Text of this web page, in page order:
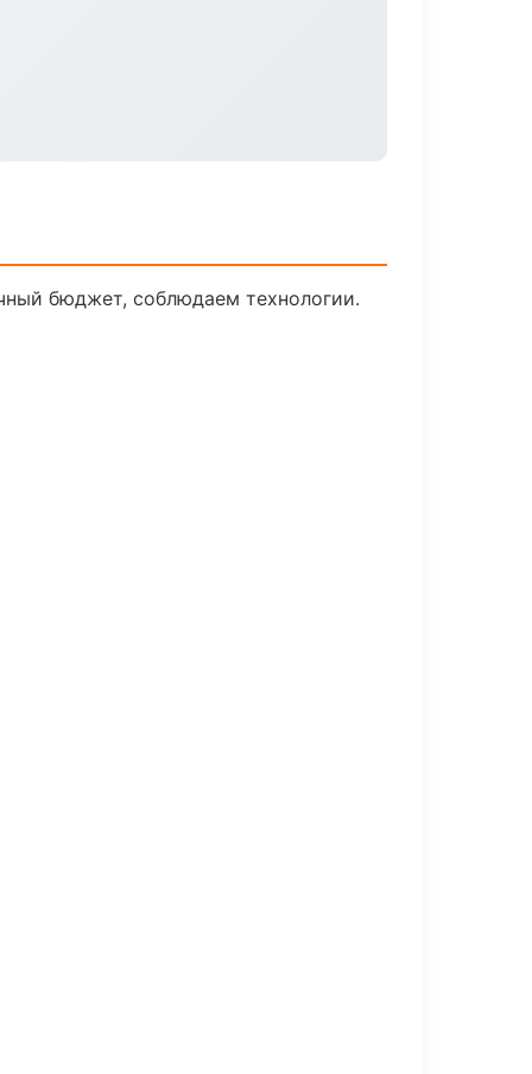
бюджет, соблюдаем технологии.